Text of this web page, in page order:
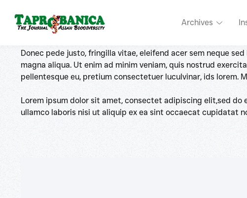
Archives
Blog Post Title
Lorem ipsum dolor sit amet, consectet adipiscing elit,sed do
ullamco laboris nisi ut aliquip ex ea sint occaecat cupidatat
Donec pede justo, fringilla vitae, eleifend acer sem neque
magna aliqua. Ut enim ad minim veniam, quis nostrud
pellentesque eu, pretium consectetuer luculvinar, ids lorem.
Lorem ipsum dolor sit amet, consectet adipiscing elit,sed
ullamco laboris nisi ut aliquip ex ea sint occaecat cupidatat